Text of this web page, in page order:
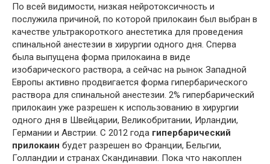
По всей видимости, низкая нейротоксичность и
послужила причиной, по которой прилокаин был выбран в
качестве ультракороткого анестетика для проведения
спинальной анестезии в хирургии одного дня. Сперва
была выпущена форма прилокаина в виде
изобарического раствора, а сейчас на рынок Западной
Европы активно продвигается форма гипербарического
раствора для спинальной анестезии. 2% гипербарический
прилокаин уже разрешен к использованию в хирургии
одного дня в Швейцарии, Великобритании, Ирландии,
Германии и Австрии. С 2012 года гипербарический
прилокаин будет разрешен во Франции, Бельгии,
Голландии и странах Скандинавии. Пока что накоплен